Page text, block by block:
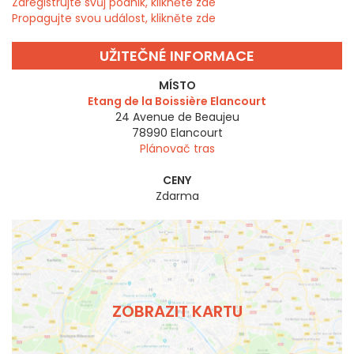
Propagujte svou událost, klikněte zde
UŽITEČNÉ INFORMACE
MÍSTO
Etang de la Boissière Elancourt
24 Avenue de Beaujeu
78990 Elancourt
Plánovač tras
CENY
Zdarma
ZOBRAZIT KARTU